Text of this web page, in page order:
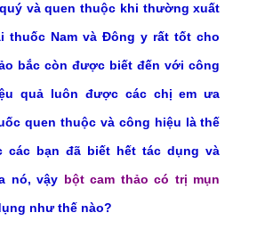
và quen thuộc khi thường xuất
thuốc Nam và Đông y rất tốt cho
bắc còn được biết đến với công
quả luôn được các chị em ưa
quen thuộc và công hiệu là thế
các bạn đã biết hết tác dụng và
nó, vậy bột cam thảo có trị mụn
như thế nào?